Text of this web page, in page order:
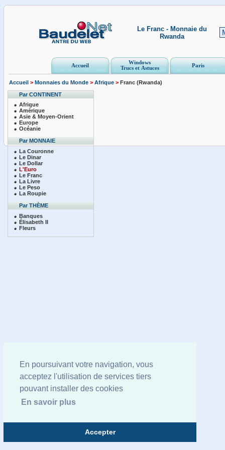
En poursuivant votre navigation, vous
acceptez l'utilisation de services tiers
pouvant installer des cookies
En savoir plus
Accepter
Le Franc - Monnaie du
Rwanda
Accueil
Windows
Trucs et Astuces
Paris
Accueil > Monnaies du Monde > Afrique > Franc (Rwanda)
Par CONTINENT
Afrique
Amérique
Asie & Moyen-Orient
Europe
Océanie
Par MONNAIE
La Couronne
Le Dinar
Le Dollar
L'Euro
Le Franc
La Livre
Le Peso
La Roupie
Par THÈME
Banques
Élisabeth II
Fleurs